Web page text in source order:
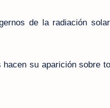
de la radiación
su aparición sobre